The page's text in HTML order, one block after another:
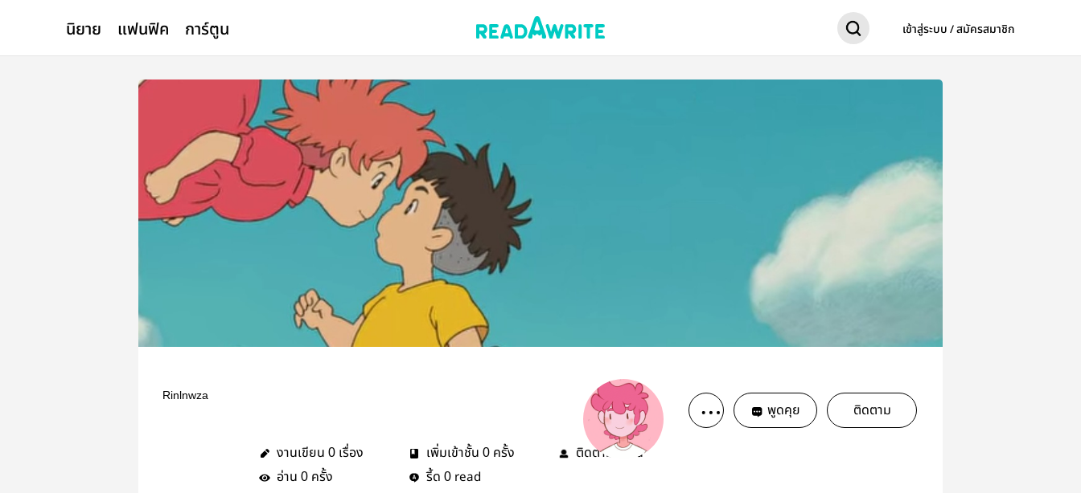
นิยาย แฟนฟิค การ์ตูน เข้าสู่ระบบ / สมัครสมาชิก
Rinlnwza
พูดคุย ติดตาม
งานเขียน 0 เรื่อง เพิ่มเข้าชั้น 0 ครั้ง ติดตาม0คน
อ่าน 0 ครั้ง รี้ด 0 read